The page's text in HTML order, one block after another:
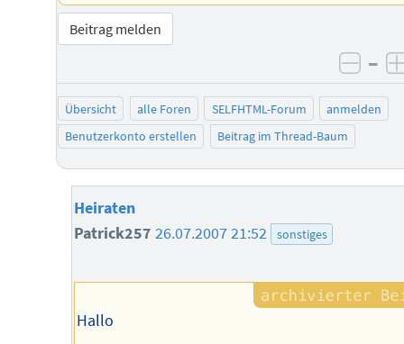
Beitrag melden
–
Übersicht alle Foren SELFHTML-Forum
anmelden
Benutzerkonto erstellen
Beitrag im Thread-Baum
Heiraten
Patrick257 26.07.2007 21:52 sonstiges
Hallo